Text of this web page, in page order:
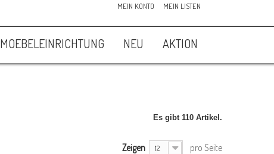
MEIN KONTO MEIN LISTEN
MOEBELEINRICHTUNG NEU AKTION
Es gibt 110 Artikel.
Zeigen 12 pro Seite